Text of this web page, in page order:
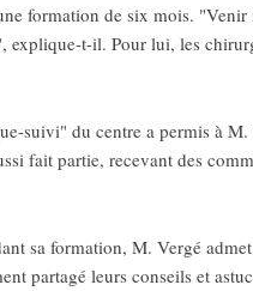
formation de six mois.
explique-t-il. Pour lui, les
suivi" du centre a permis à
fait partie, recevant des
sa formation, M. Vergé
partagé leurs conseils et